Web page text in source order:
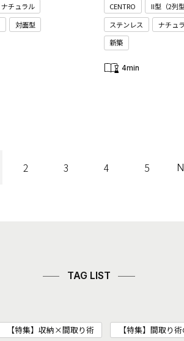
ナチュラル
対面型
CENTRO
II型（2列
ステンレス
ナチュ
新築
4min
2 3 4 5
TAG LIST
【特集】収納×間取り術 【特集】間取り